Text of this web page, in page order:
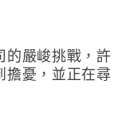
的嚴峻挑戰，許
擔憂，並正在尋